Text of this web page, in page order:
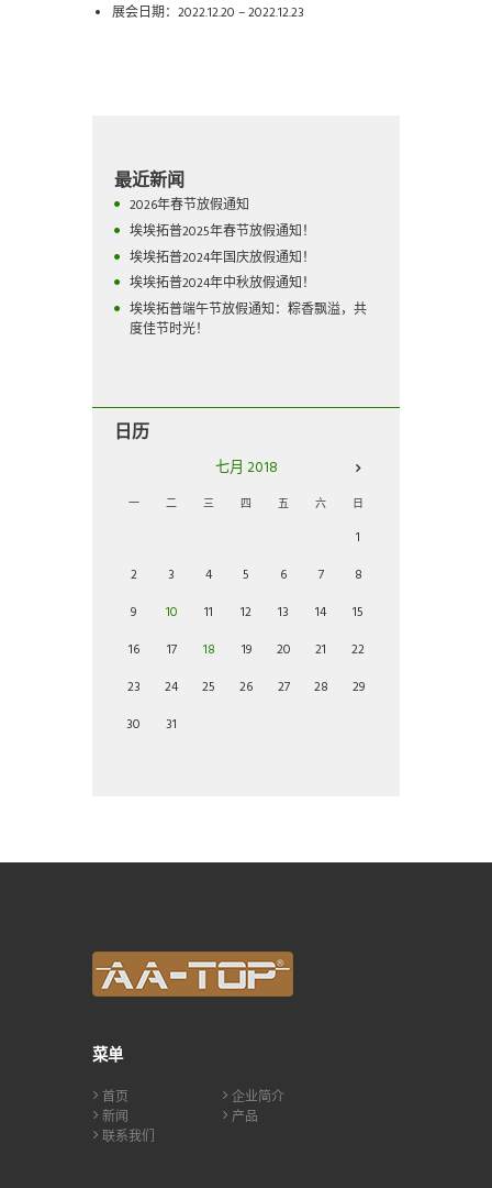
展会日期：2022.12.20 – 2022.12.23
最近新闻
2026年春节放假通知
埃埃拓普2025年春节放假通知！
埃埃拓普2024年国庆放假通知！
埃埃拓普2024年中秋放假通知！
埃埃拓普端午节放假通知：粽香飘溢，共
度佳节时光！
日历
七月 2018
一 二 三 四 五 六 日
1
2
3 4 5 6 7
8
9
10 11 12 13 14
15
16
17 18 19 20 21
22
23
24 25 26 27 28
29
30
31
菜单
首页
企业简介
新闻
产品
联系我们